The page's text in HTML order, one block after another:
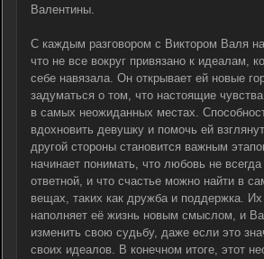
Валентины.
С каждым разговором с Виктором Валя
что не все вокруг привязано к идеалам,
себе навязала. Он открывает ей новые
задуматься о том, что настоящие
в самых неожиданных местах.
вдохновить девушку и помочь ей
другой стороны становится важным
начинает понимать, что любовь не
ответной, и что счастье можно найти в
вещах, таких как дружба и поддержка.
наполняет её жизнь новым смыслом, и
изменить свою судьбу, даже если это
своих идеалов. В конечном итоге, этот